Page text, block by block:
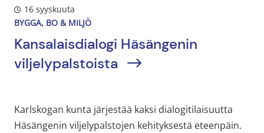
16 syyskuuta
BYGGA, BO & MILJÖ
Kansalaisdialogi Häsängenin
viljelypalstoista
Karlskogan kunta järjestää kaksi dialogitilaisuutta
Häsängenin viljelypalstojen kehityksestä eteenpäin.